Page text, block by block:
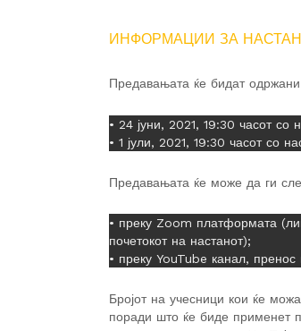
ИНФОРМАЦИИ ЗА
Предавањата ќе бидат
• 24 јуни, 2021, 19:30 часот со
• 1 јули, 2021, 19:30 часот со
Предавањата ќе може да ги
• преку Zoom платформата
почетокот на настанот);
• преку YouTube канал, пренос
Бројот на учесници кои ќе
поради што ќе биде применет